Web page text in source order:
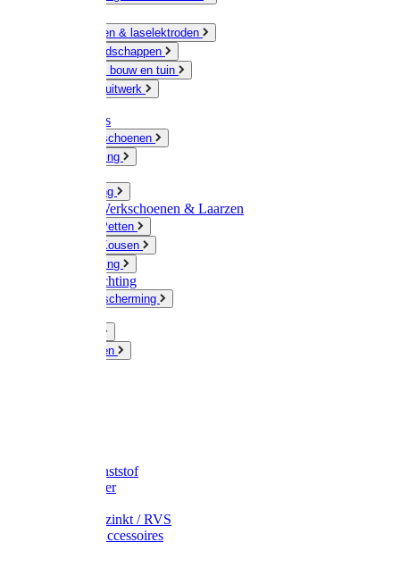
Slijpschijven & laselektroden
Handgereedschappen
IJzerwaren bouw en tuin
Hang en sluitwerk
Disposables
Werkhandschoenen
Regenkleding
Werkkleding
Wandel-/ Werkschoenen & Laarzen
Hoeden / Petten
Sokken / Kousen
Winterkleding
Winkelinrichting
Gelaatsbescherming
Knaagdieren
Emmer kunststof
Schepemmer
Emmer verzinkt / RVS
Regenton accessoires